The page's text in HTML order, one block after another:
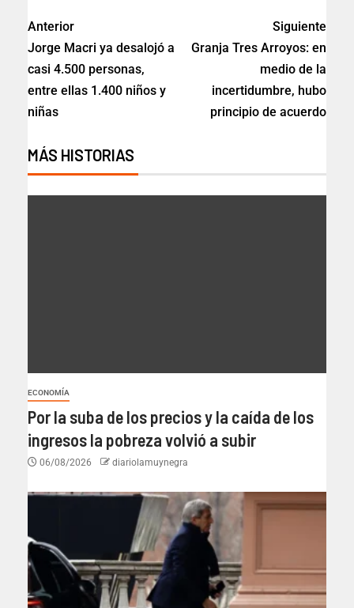
Anterior
Jorge Macri ya desalojó a
casi 4.500 personas,
entre ellas 1.400 niños y
niñas
Siguiente
Granja Tres Arroyos: en
medio de la
incertidumbre, hubo
principio de acuerdo
MÁS HISTORIAS
ECONOMÍA
Por la suba de los precios y la caída de los
ingresos la pobreza volvió a subir
06/08/2026 diariolamuynegra